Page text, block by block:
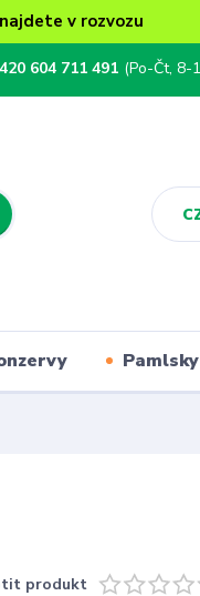
v rozvozu
604 711 491 (Po-Čt, 8-
Pamlsky
produkt